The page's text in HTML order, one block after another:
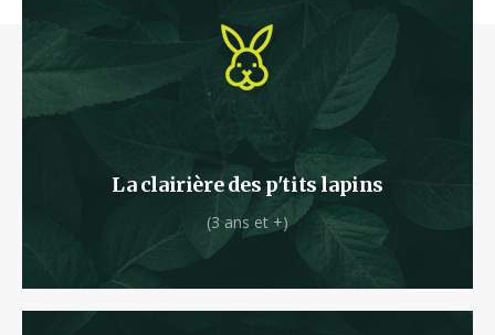
La clairière des p'tits lapins
(3 ans et +)
Dans ce premier parcours à partir de 3 ans, les
plus jeunes pourront déjà défier les lois de